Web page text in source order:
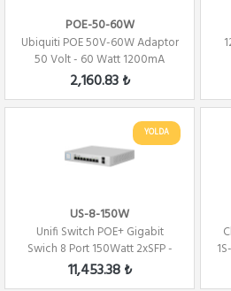
POE-50-60W
Ubiquiti POE 50V-60W Adaptor
50 Volt - 60 Watt 1200mA
10/100/1000...
2,160.83 ₺
YOLDA
US-8-150W
Unifi Switch POE+ Gigabit
Swich 8 Port 150Watt 2xSFP -
Yönetilebilir
11,453.38 ₺